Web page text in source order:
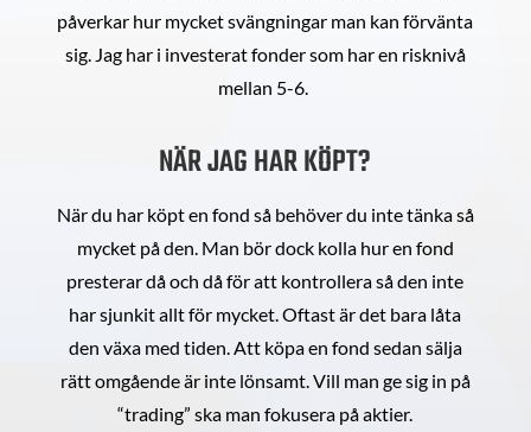
påverkar hur mycket svängningar man kan förvänta
sig. Jag har i investerat fonder som har en risknivå
mellan 5-6.
NÄR JAG HAR KÖPT?
När du har köpt en fond så behöver du inte tänka så
mycket på den. Man bör dock kolla hur en fond
presterar då och då för att kontrollera så den inte
har sjunkit allt för mycket. Oftast är det bara låta
den växa med tiden. Att köpa en fond sedan sälja
rätt omgående är inte lönsamt. Vill man ge sig in på
“trading” ska man fokusera på aktier.